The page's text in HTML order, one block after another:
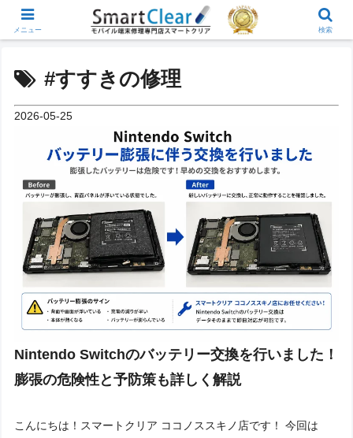
#すすきの修理
2026-05-25
Nintendo Switchのバッテリー交換を行いました！
膨張の危険性と予防策も詳しく解説
こんにちは！スマートクリア ココノススキノ店です！ 今回は
メニュー 検索